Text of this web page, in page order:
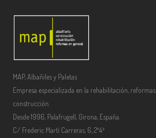
MAP, Albañiles y Paletas
Empresa especializada en la rehabilitación,
construcción.
Desde 1996, Palafrugell, Girona, España.
C/ Frederic Martí Carreras, 6, 2º4ª